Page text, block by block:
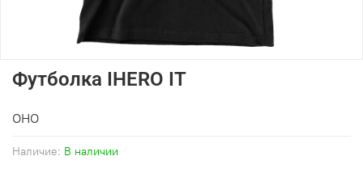
Наличие: В наличии
Футболка IHERO IT
ОНО